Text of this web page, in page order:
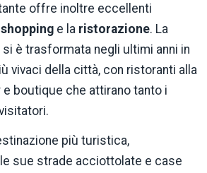
offre inoltre eccellenti
shopping e la ristorazione. La
si è trasformata negli ultimi anni in
vivaci della città, con ristoranti alla
boutique che attirano tanto i
più turistica,
le sue strade acciottolate e case